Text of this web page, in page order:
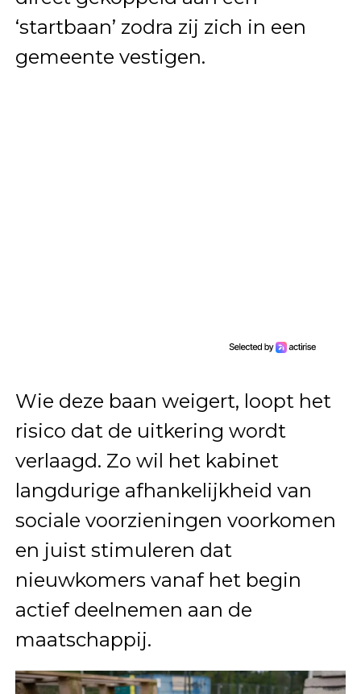
‘startbaan’ zodra zij zich in een
gemeente vestigen.
Wie deze baan weigert, loopt het
risico dat de uitkering wordt
verlaagd. Zo wil het kabinet
langdurige afhankelijkheid van
sociale voorzieningen voorkomen
en juist stimuleren dat
nieuwkomers vanaf het begin
actief deelnemen aan de
maatschappij.